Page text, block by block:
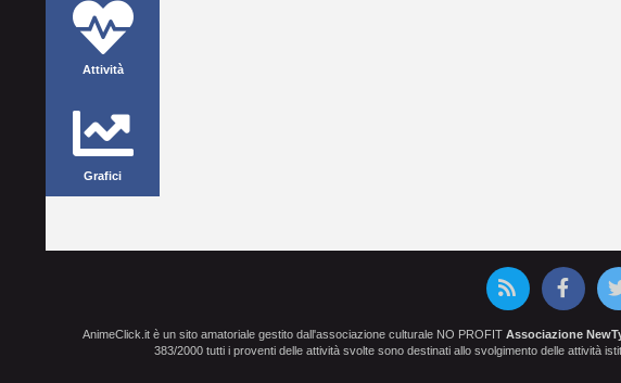
Attività
Grafici
AnimeClick.it è un sito amatoriale gestito dall'associazione culturale NO PROFIT Associazione
383/2000 tutti i proventi delle attività svolte sono destinati allo svolgimento delle attività